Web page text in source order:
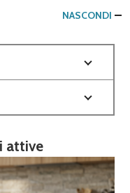
NASCONDI
attive